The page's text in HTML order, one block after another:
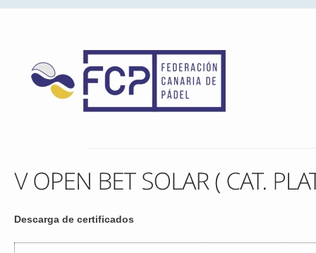
Descarga de certificados